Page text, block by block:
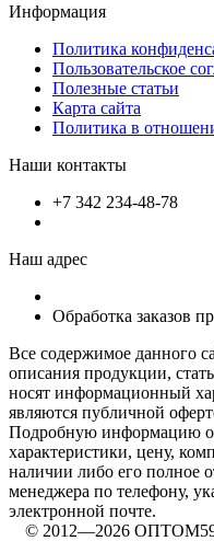
Информация
Политика
Пользовательское
Полезные статьи
Карта сайта
Политика в
Наши контакты
+7 342 234-48-78
Наш адрес
Обработка заказов
Все содержимое данного
описания продукции,
носят информационный
являются публичной
Подробную информацию о
характеристики, цену,
наличии либо его полное
менеджера по телефону,
электронной почте.
© 2012—2026